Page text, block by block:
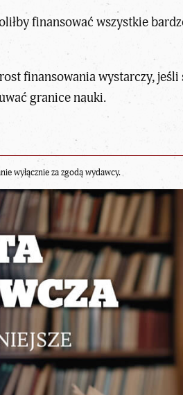
finansować wszystkie
finansowania wystarczy,
granice nauki.
wyłącznie za zgodą wydawcy.